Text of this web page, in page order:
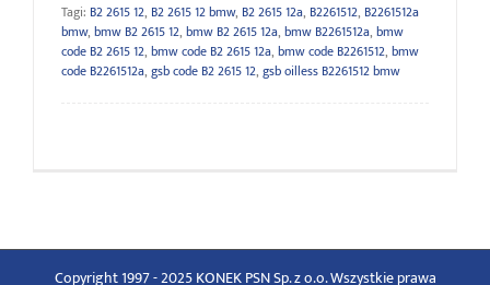
Tagi: B2 2615 12, B2 2615 12 bmw, B2 2615 12a, B2261512, B2261512a
bmw, bmw B2 2615 12, bmw B2 2615 12a, bmw B2261512a, bmw
code B2 2615 12, bmw code B2 2615 12a, bmw code B2261512, bmw
code B2261512a, gsb code B2 2615 12, gsb oilless B2261512 bmw
Copyright 1997 - 2025 KONEK PSN Sp. z o.o. Wszystkie prawa